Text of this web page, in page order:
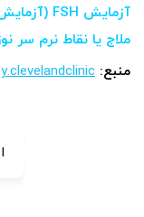
آزمایش FSH (آزمایش هورمونی)
ملاج یا نقاط نرم سر
منبع: